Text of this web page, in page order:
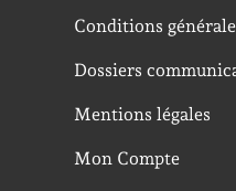
Conditions
Dossiers
Mentions légales
Mon Compte